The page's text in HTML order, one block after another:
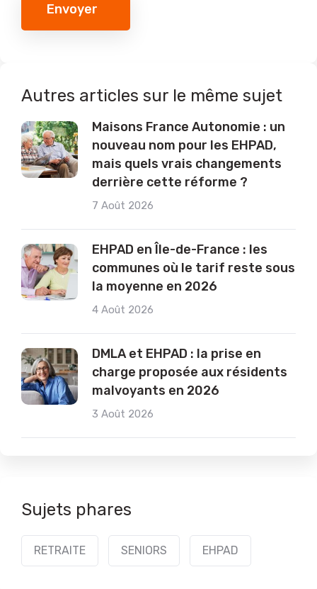
Envoyer
Autres articles sur le même sujet
Maisons France Autonomie : un
nouveau nom pour les EHPAD,
mais quels vrais changements
derrière cette réforme ?
7 Août 2026
EHPAD en Île-de-France : les
communes où le tarif reste sous
la moyenne en 2026
4 Août 2026
DMLA et EHPAD : la prise en
charge proposée aux résidents
malvoyants en 2026
3 Août 2026
Sujets phares
RETRAITE SENIORS EHPAD